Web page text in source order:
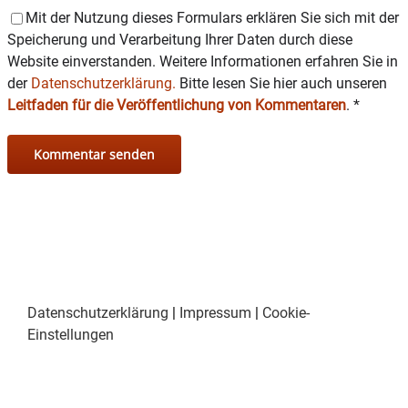
Mit der Nutzung dieses Formulars erklären Sie sich mit der
Speicherung und Verarbeitung Ihrer Daten durch diese
Website einverstanden. Weitere Informationen erfahren Sie in
der Datenschutzerklärung. Bitte lesen Sie hier auch unseren
Leitfaden für die Veröffentlichung von Kommentaren. *
Datenschutzerklärung | Impressum | Cookie-
Einstellungen